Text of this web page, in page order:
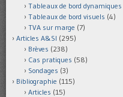
Tableaux de bord dynamiques
Tableaux de bord visuels (4)
TVA sur marge (7)
Articles A&SI (295)
Brèves (238)
Cas pratiques (58)
Sondages (3)
Bibliographie (115)
Articles (15)